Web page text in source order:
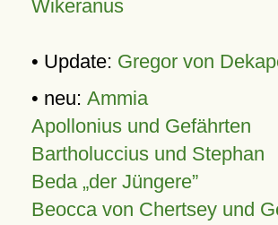
Wikeranus
• Update: Gregor von
• neu: Ammia
Apollonius und Gefährten
Bartholuccius und Stephan
Beda „der Jüngere”
Beocca von Chertsey und